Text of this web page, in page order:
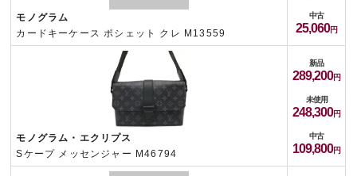
モノグラム
カードキーケース ポシェット クレ M13559
中古
25,060
モノグラム・エクリプス
Sケープ メッセンジャー M46794
新品
289,200
未使用
248,300
中古
109,800